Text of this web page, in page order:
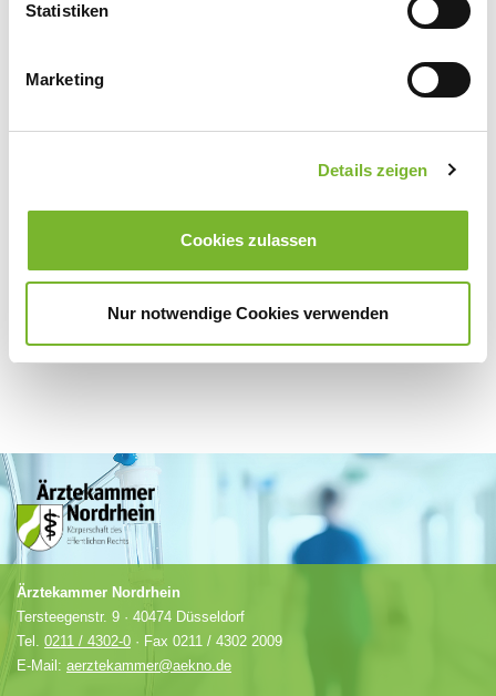
Statistiken
Marketing
Details zeigen
Cookies zulassen
Nur notwendige Cookies verwenden
Ärztekammer Nordrhein
Tersteegenstr. 9 · 40474 Düsseldorf
Tel. 0211 / 4302-0 · Fax 0211 / 4302 2009
E-Mail: aerztekammer@aekno.de